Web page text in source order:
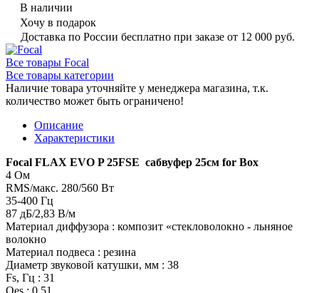
В наличии
Хочу в подарок
Доставка по России бесплатно при заказе от 12 000 руб.
Все товары Focal
Все товары категории
Наличие товара уточняйте у менеджера магазина, т.к.
количество может быть ограничено!
Описание
Характеристики
Focal FLAX EVO P 25FSE сабвуфер 25см for Box
4 Ом
RMS/макс. 280/560 Вт
35-400 Гц
87 дБ/2,83 В/м
Материал диффузора : композит «стекловолокно - льняное
волокно
Материал подвеса : резина
Диаметр звуковой катушки, мм : 38
Fs, Гц : 31
Qes : 0,51